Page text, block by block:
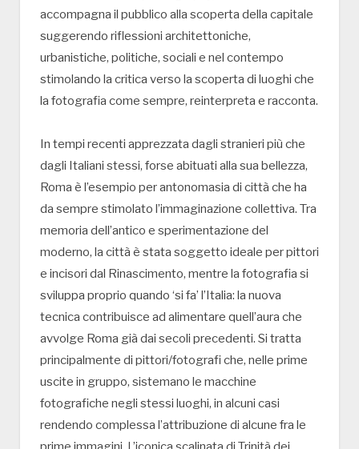
accompagna il pubblico alla scoperta della capitale
suggerendo riflessioni architettoniche,
urbanistiche, politiche, sociali e nel contempo
stimolando la critica verso la scoperta di luoghi che
la fotografia come sempre, reinterpreta e racconta.
In tempi recenti apprezzata dagli stranieri più che
dagli Italiani stessi, forse abituati alla sua bellezza,
Roma è l’esempio per antonomasia di città che ha
da sempre stimolato l’immaginazione collettiva. Tra
memoria dell’antico e sperimentazione del
moderno, la città è stata soggetto ideale per pittori
e incisori dal Rinascimento, mentre la fotografia si
sviluppa proprio quando ‘si fa’ l’Italia: la nuova
tecnica contribuisce ad alimentare quell’aura che
avvolge Roma già dai secoli precedenti. Si tratta
principalmente di pittori/fotografi che, nelle prime
uscite in gruppo, sistemano le macchine
fotografiche negli stessi luoghi, in alcuni casi
rendendo complessa l’attribuzione di alcune fra le